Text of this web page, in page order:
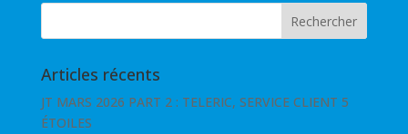
Articles récents
JT MARS 2026 PART 2 : TELERIC, SERVICE CLIENT 5
ÉTOILES